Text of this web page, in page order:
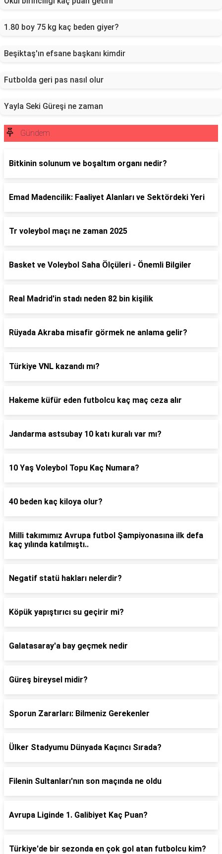
1.80 boy 75 kg kaç beden giyer?
Beşiktaş'ın efsane başkanı kimdir
Futbolda geri pas nasıl olur
Yayla Seki Güreşi ne zaman
Gündem
Bitkinin solunum ve boşaltım organı nedir?
Emad Madencilik: Faaliyet Alanları ve Sektördeki Yeri
Tr voleybol maçı ne zaman 2025
Basket ve Voleybol Saha Ölçüleri - Önemli Bilgiler
Real Madrid'in stadı neden 82 bin kişilik
Rüyada Akraba misafir görmek ne anlama gelir?
Türkiye VNL kazandı mı?
Hakeme küfür eden futbolcu kaç maç ceza alır
Jandarma astsubay 10 katı kuralı var mı?
10 Yaş Voleybol Topu Kaç Numara?
40 beden kaç kiloya olur?
Milli takımımız Avrupa futbol Şampiyonasına ilk defa
kaç yılında katılmıştı..
Negatif statü hakları nelerdir?
Köpük yapıştırıcı su geçirir mi?
Galatasaray'a bay geçmek nedir
Güreş bireysel midir?
Sporun Zararları: Bilmeniz Gerekenler
Ülker Stadyumu Dünyada Kaçıncı Sırada?
Filenin Sultanları'nın son maçında ne oldu
Avrupa Liginde 1. Galibiyet Kaç Puan?
Türkiye'de bir sezonda en çok gol atan futbolcu kim?